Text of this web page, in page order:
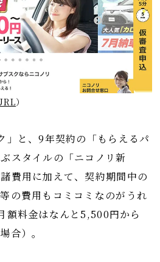
）
」と、9年契約の「もらえるパ
スタイルの「ニコノリ新
費用に加えて、契約期間中の
の費用もコミコミなのがうれ
額料金はなんと5,500円から
合）。